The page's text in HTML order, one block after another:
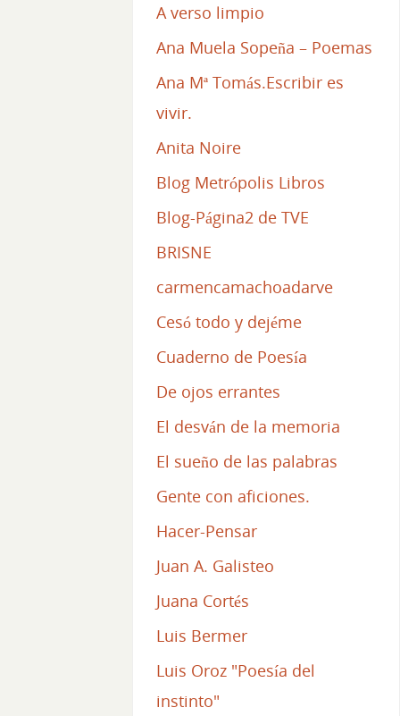
A verso limpio
Ana Muela Sopeña – Poemas
Ana Mª Tomás.Escribir es
vivir.
Anita Noire
Blog Metrópolis Libros
Blog-Página2 de TVE
BRISNE
carmencamachoadarve
Cesó todo y dejéme
Cuaderno de Poesía
De ojos errantes
El desván de la memoria
El sueño de las palabras
Gente con aficiones.
Hacer-Pensar
Juan A. Galisteo
Juana Cortés
Luis Bermer
Luis Oroz "Poesía del
instinto"